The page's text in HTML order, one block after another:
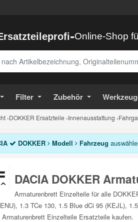
-Online-Shop
Filter Zubehör
›DOKKER Ersatzteile ›Innenausstattung ›
DOKKER Modell Fahrzeug
DACIA DOKKER
Armaturenbrett Einzelteile für alle
1.3 TCe 130, 1.5 Blue dCi 95 (KEJL),
Armaturenbrett Einzelteile Ersatzteile kaufen.